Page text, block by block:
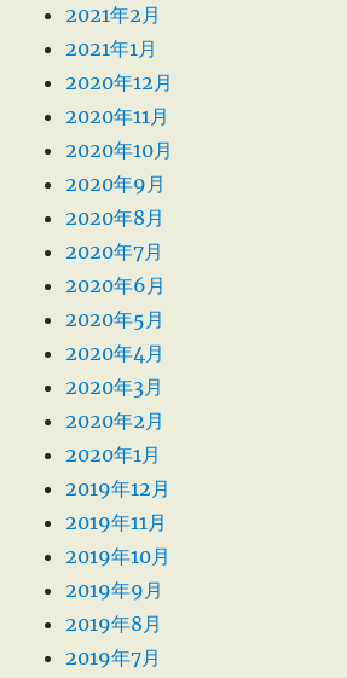
2021年2月
2021年1月
2020年12月
2020年11月
2020年10月
2020年9月
2020年8月
2020年7月
2020年6月
2020年5月
2020年4月
2020年3月
2020年2月
2020年1月
2019年12月
2019年11月
2019年10月
2019年9月
2019年8月
2019年7月